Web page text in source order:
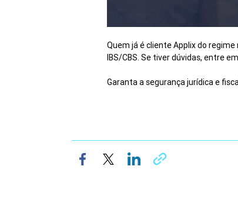
Quem já é cliente Applix do
IBS/CBS. Se tiver dúvidas, entre
Garanta a segurança jurídica e